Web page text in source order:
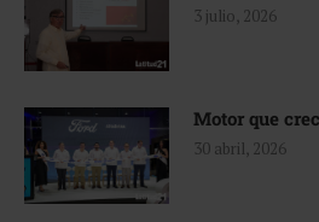
3 julio, 2026
Motor que
30 abril, 2026